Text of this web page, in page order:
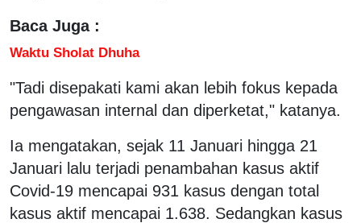
Baca Juga :
Waktu Sholat Dhuha
"Tadi disepakati kami akan lebih fokus kepada
pengawasan internal dan diperketat," katanya.
Ia mengatakan, sejak 11 Januari hingga 21
Januari lalu terjadi penambahan kasus aktif
Covid-19 mencapai 931 kasus dengan total
kasus aktif mencapai 1.638. Sedangkan kasus